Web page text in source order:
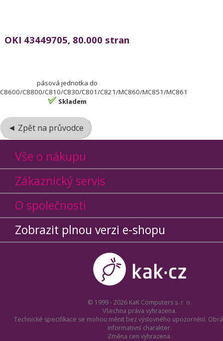
OKI 43449705, 80.000 stran
pásová jednotka do
C8600/C8800/C810/C830/C801/C821/MC860/MC851/MC861
Skladem
◄ Zpět na průvodce
Vše o nákupu
Zákaznický servis
O společnosti
Zobrazit plnou verzi e-shopu
© 1999 - 2026 KaK Computers s. r. o.
Všechna práva vyhrazena.
Technické specifikace se mohou měnit bez výslovného upozornění.
informativní charakter.
Změna cen vyhrazena.